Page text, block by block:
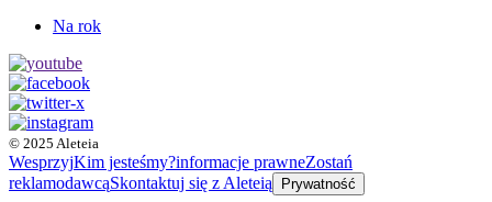
Na rok
© 2025 Aleteia
WesprzyjKim jesteśmy?informacje prawneZostań
reklamodawcąSkontaktuj się z Aleteią Prywatność